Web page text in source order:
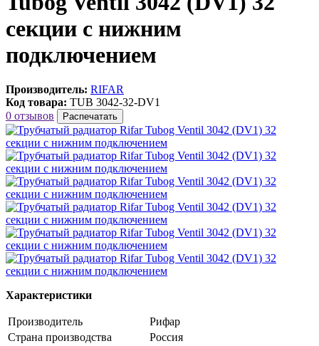
секции с нижним
подключением
Производитель: RIFAR
Код товара: TUB 3042-32-DV1
0 отзывов
Распечатать
Характеристики
Производитель
Рифар
Страна производства
Россия